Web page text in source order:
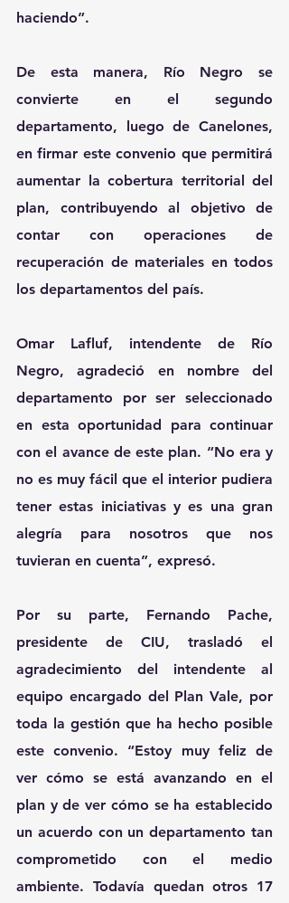
haciendo”.
De esta manera, Río Negro se
convierte en el segundo
departamento, luego de Canelones,
en firmar este convenio que permitirá
aumentar la cobertura territorial del
plan, contribuyendo al objetivo de
contar con operaciones de
recuperación de materiales en todos
los departamentos del país.
Omar Lafluf, intendente de Río
Negro, agradeció en nombre del
departamento por ser seleccionado
en esta oportunidad para continuar
con el avance de este plan. “No era y
no es muy fácil que el interior pudiera
tener estas iniciativas y es una gran
alegría para nosotros que nos
tuvieran en cuenta”, expresó.
Por su parte, Fernando Pache,
presidente de CIU, trasladó el
agradecimiento del intendente al
equipo encargado del Plan Vale, por
toda la gestión que ha hecho posible
este convenio. “Estoy muy feliz de
ver cómo se está avanzando en el
plan y de ver cómo se ha establecido
un acuerdo con un departamento tan
comprometido con el medio
ambiente. Todavía quedan otros 17